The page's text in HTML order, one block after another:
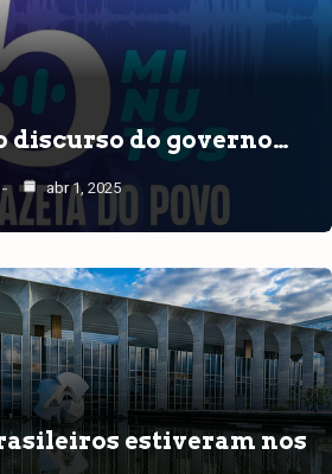
discurso do governo…
abr 1, 2025
estiveram nos